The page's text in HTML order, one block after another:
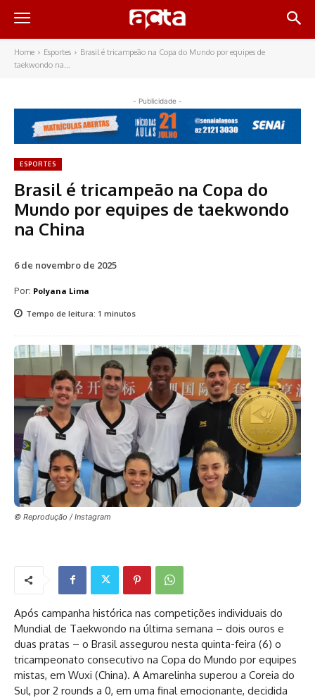
Home Esportes
Brasil é tricampeão na Copa do Mundo por equipes de
taekwondo na...
- Publicidade -
ESPORTES
Brasil é tricampeão na Copa do
Mundo por equipes de taekwondo
na China
6 de novembro de 2025
Por: Polyana Lima
Tempo de leitura: 1 minutos
© Reprodução / Instagram
Após campanha histórica nas competições individuais do
Mundial de Taekwondo na última semana – dois ouros e
duas pratas – o Brasil assegurou nesta quinta-feira (6) o
tricampeonato consecutivo na Copa do Mundo por equipes
mistas, em Wuxi (China). A Amarelinha superou a Coreia do
Sul, por 2 rounds a 0, em uma final emocionante, decidida